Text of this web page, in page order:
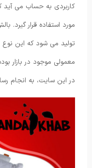
کاربردی به حساب می
مورد استفاده قرار گیرد.
تولید می شود که این
معمولی موجود در بازار
در این سایت، به انجام